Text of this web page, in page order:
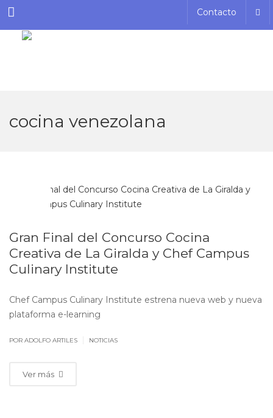
Menu Contacto
cocina venezolana
Gran Final del Concurso Cocina
Creativa de La Giralda y Chef Campus
Culinary Institute
Chef Campus Culinary Institute estrena nueva web y nueva
plataforma e-learning
POR ADOLFO ARTILES NOTICIAS
Ver más